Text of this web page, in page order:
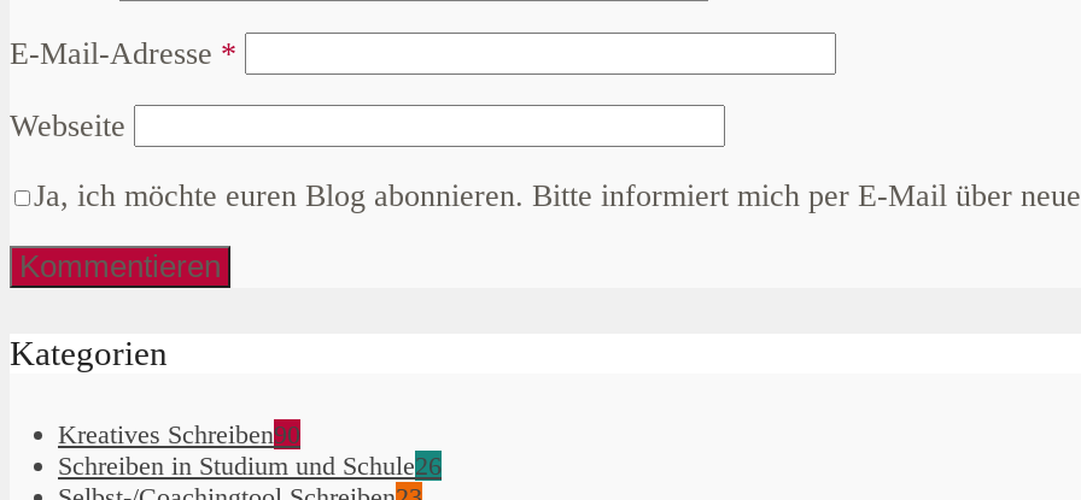
E-Mail-Adresse *
Webseite
Ja, ich möchte euren Blog abonnieren. Bitte informiert mich per E-Mail über
Kategorien
Kreatives Schreiben90
Schreiben in Studium und Schule26